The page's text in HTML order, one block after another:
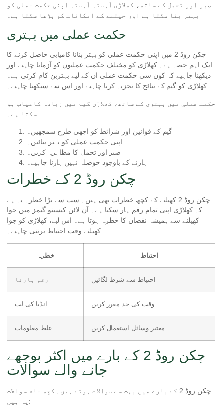
صبر اور تحمل کے ساتھ، کھلاڑی آہستہ آہستہ اپنی حکمت عملی کو
بہتر بنا سکتا ہے اور جیتنے کے امکانات کو بڑھا سکتا ہے۔
حکمت عملی میں بہتری
چکن روڈ 2 میں اپنی حکمت عملی کو بہتر بنانا کامیابی حاصل کرنے کا
ایک اہم حصہ ہے۔ کھلاڑی کو مختلف حکمت عملیوں کو آزمانا چاہیے اور
دیکھنا چاہیے کہ کون سی حکمت عملی ان کے لیے بہترین کام کرتی ہے۔
کھلاڑی کو گیم کے نتائج کا تجزیہ کرنا چاہیے اور اس سے سیکھنا چاہیے۔
حکمت عملی میں بہتری کے ساتھ، کھلاڑی گیم میں زیادہ کامیاب ہو
سکتا ہے۔
گیم کے قوانین اور شرائط کو اچھی طرح سمجھیں۔
اپنی حکمت عملی کو بہتر بنائیں۔
صبر اور تحمل کا مظاہرہ کریں۔
ہارنے کے باوجود حوصلہ نہیں ہارنا چاہیے۔
چکن روڈ 2 کے خطرات
چکن روڈ 2 کھیلنے کے کچھ خطرات بھی ہیں۔ سب سے بڑا خطرہ یہ ہے
کہ کھلاڑی اپنی تمام رقم ہار سکتا ہے۔ آن لائن کیسینو گیمز میں جوا
کھیلنے سے ہمیشہ نقصان کا خطرہ ہوتا ہے۔ اس لیے، کھلاڑی کو جوا
کھیلتے وقت احتیاط برتنی چاہیے۔
خطرہ احتیاط
رقم ہارنا احتیاط سے شرط لگائیں
انڈیا کی لت وقت کی حد مقرر کریں
غلط معلومات معتبر وسائل استعمال کریں
چکن روڈ 2 کے بارے میں اکثر پوچھے
جانے والے سوالات
چکن روڈ 2 کے بارے میں بہت سے سوالات ہوتے ہیں۔ کچھ عام سوالات
یہ ہیں: